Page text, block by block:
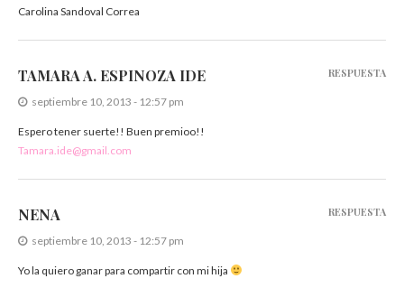
Carolina Sandoval Correa
TAMARA A. ESPINOZA IDE
septiembre 10, 2013 - 12:57 pm
Espero tener suerte!! Buen premioo!!
Tamara.ide@gmail.com
RESPUESTA
NENA
septiembre 10, 2013 - 12:57 pm
Yo la quiero ganar para compartir con mi hija
RESPUESTA